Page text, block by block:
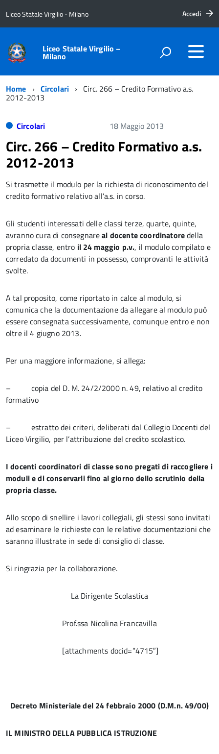
Liceo Statale Virgilio - Milano Accedi
Liceo Statale Virgilio –
Milano
Home Circolari Circ. 266 – Credito Formativo a.s.
2012-2013
Circolari 18 Maggio 2013
Circ. 266 – Credito Formativo a.s.
2012-2013
Si trasmette il modulo per la richiesta di riconoscimento del
credito formativo relativo all’a.s. in corso.
Gli studenti interessati delle classi terze, quarte, quinte,
avranno cura di consegnareal docente coordinatoredella
propria classe, entro il 24 maggio p.v., il modulo compilato e
corredato da documenti in possesso, comprovanti le attività
svolte.
A tal proposito, come riportato in calce al modulo, si
comunica che la documentazione da allegare al modulo può
essere consegnata successivamente, comunque entro e non
oltre il 4 giugno 2013.
Per una maggiore informazione, si allega:
– copia del D. M. 24/2/2000 n. 49, relativo al credito
formativo
– estratto dei criteri, deliberati dal Collegio Docenti del
Liceo Virgilio, per l’attribuzione del credito scolastico.
I docenti coordinatori di classe sono pregati di raccogliere i
moduli e di conservarli fino al giorno dello scrutinio della
propria classe.
Allo scopo di snellire i lavori collegiali, gli stessi sono invitati
ad esaminare le richieste con le relative documentazioni che
saranno illustrate in sede di consiglio di classe.
Si ringrazia per la collaborazione.
La Dirigente Scolastica
Prof.ssa Nicolina Francavilla
[attachments docid=”4715″]
Decreto Ministeriale del 24 febbraio 2000 (D.M.n. 49/00)
IL MINISTRO DELLA PUBBLICA ISTRUZIONE